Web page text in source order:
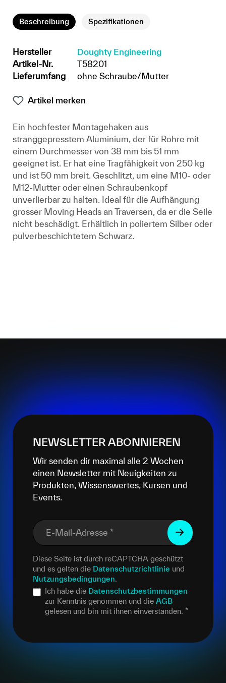
Beschreibung Spezifikationen
Hersteller
Doughty Engineering
Artikel-Nr.
T58201
Lieferumfang
ohne Schraube/Mutter
Artikel merken
Ein hochfester Montagehaken aus
stranggepresstem Aluminium, der für Rohre mit
einem Durchmesser von 38 mm bis 51 mm
geeignet ist. Er hat eine Tragfähigkeit von 250 kg
und ist 50 mm breit. Geschlitzt, um eine M10- oder
M12-Mutter oder einen Schraubenkopf
unverlierbar zu halten. Ideal für die Aufhängung
grosser Moving Heads an Traversen, da er die Seile
nicht beschädigt. Erhältlich in poliertem Silber oder
pulverbeschichtetem Schwarz.
NEWSLETTER ABONNIEREN
Wir senden dir maximal alle 2 Wochen
einen Newsletter mit Neuigkeiten zu
Produkten, Wissenswertes, Kursen und
Events.
E-Mail-Adresse *
Diese Seite ist durch reCAPTCHA geschützt
und es gelten die Datenschutzrichtlinie und
Nutzungsbedingungen.
Ich habe die Datenschutzbestimmungen
zur Kenntnis genommen und die AGB
gelesen und bin mit ihnen einverstanden. *